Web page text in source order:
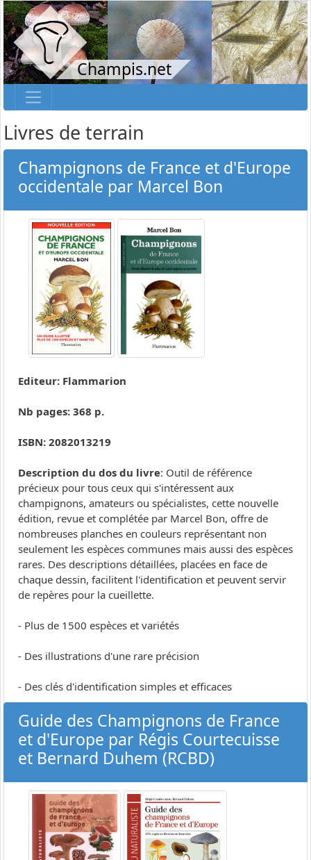
Champis.net
Livres de terrain
Champignons de France et d'Europe
occidentale par Marcel Bon
Editeur: Flammarion
Nb pages: 368 p.
ISBN: 2082013219
Description du dos du livre: Outil de référence
précieux pour tous ceux qui s'intéressent aux
champignons, amateurs ou spécialistes, cette nouvelle
édition, revue et complétée par Marcel Bon, offre de
nombreuses planches en couleurs représentant non
seulement les espèces communes mais aussi des espèces
rares. Des descriptions détaillées, placées en face de
chaque dessin, facilitent l'identification et peuvent servir
de repères pour la cueillette.
- Plus de 1500 espèces et variétés
- Des illustrations d'une rare précision
- Des clés d'identification simples et efficaces
Guide des Champignons de France
et d'Europe par Régis Courtecuisse
et Bernard Duhem (RCBD)